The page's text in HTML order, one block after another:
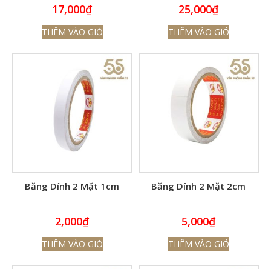
17,000₫
THÊM VÀO GIỎ
25,000₫
THÊM VÀO GIỎ
Băng Dính 2 Mặt 1cm
2,000₫
THÊM VÀO GIỎ
Băng Dính 2 Mặt 2cm
5,000₫
THÊM VÀO GIỎ